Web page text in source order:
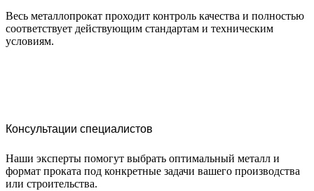
Весь металлопрокат проходит контроль качества и полностью
соответствует действующим стандартам и техническим
условиям.
Консультации специалистов
Наши эксперты помогут выбрать оптимальный металл и
формат проката под конкретные задачи вашего производства
или строительства.